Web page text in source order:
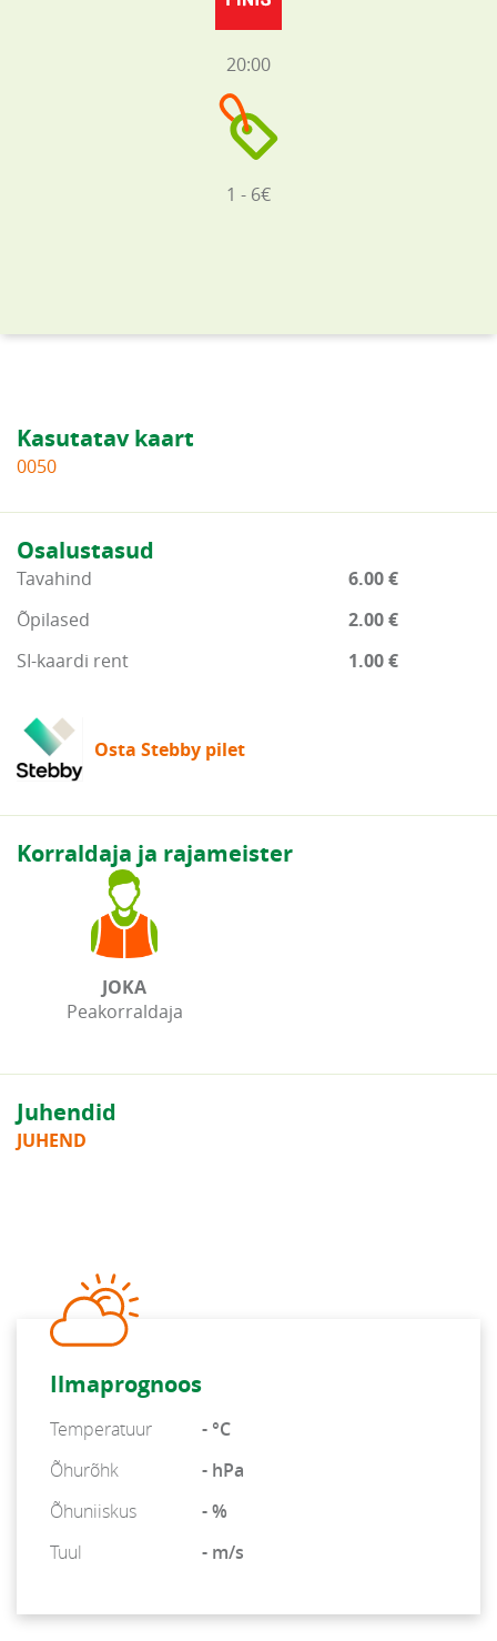
20:00
1 - 6€
Kasutatav kaart
0050
Osalustasud
Tavahind
6.00 €
Õpilased
2.00 €
SI-kaardi rent
1.00 €
Osta Stebby pilet
Korraldaja ja rajameister
JOKA
Peakorraldaja
Juhendid
JUHEND
Ilmaprognoos
Temperatuur
- °C
Õhurõhk
- hPa
Õhuniiskus
- %
Tuul
- m/s